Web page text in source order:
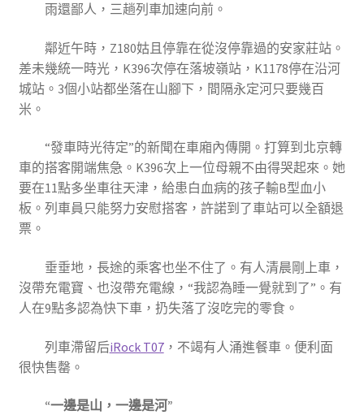
雨還鄙人，三趟列車加速向前。
鄰近午時，Z180姑且停靠在從沒停靠過的安家莊站。
差未幾統一時光，K396次停在落坡嶺站，K1178停在沿河
城站。3個小站都坐落在山腳下，間隔永定河只要幾百
米。
“發車時光待定”的新聞在車廂內傳開。打算到北京轉
車的搭客開端焦急。K396次上一位母親不由得哭起來。她
要在11點多坐車往天津，給患白血病的孩子輸B型血小
板。列車員只能努力安慰搭客，許諾到了車站可以全額退
票。
垂垂地，長途的乘客也坐不住了。有人清晨剛上車，
沒帶充電寶、也沒帶充電線，“我認為睡一覺就到了”。有
人在9點多認為快下車，扔失落了沒吃完的零食。
列車滯留后iRock T07，不竭有人涌進餐車。便利面
很快售罄。
“一邊是山，一邊是河”